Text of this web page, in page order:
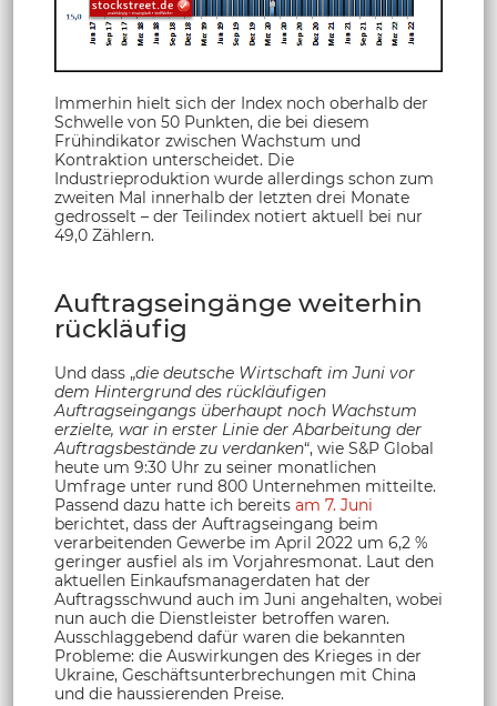
Immerhin hielt sich der Index noch oberhalb der
Schwelle von 50 Punkten, die bei diesem
Frühindikator zwischen Wachstum und
Kontraktion unterscheidet. Die
Industrieproduktion wurde allerdings schon zum
zweiten Mal innerhalb der letzten drei Monate
gedrosselt – der Teilindex notiert aktuell bei nur
49,0 Zählern.
Auftragseingänge weiterhin
rückläufig
Und dass „die deutsche Wirtschaft im Juni vor
dem Hintergrund des rückläufigen
Auftragseingangs überhaupt noch Wachstum
erzielte, war in erster Linie der Abarbeitung der
Auftragsbestände zu verdanken“, wie S&P Global
heute um 9:30 Uhr zu seiner monatlichen
Umfrage unter rund 800 Unternehmen mitteilte.
Passend dazu hatte ich bereits am 7. Juni
berichtet, dass der Auftragseingang beim
verarbeitenden Gewerbe im April 2022 um 6,2 %
geringer ausfiel als im Vorjahresmonat. Laut den
aktuellen Einkaufsmanagerdaten hat der
Auftragsschwund auch im Juni angehalten, wobei
nun auch die Dienstleister betroffen waren.
Ausschlaggebend dafür waren die bekannten
Probleme: die Auswirkungen des Krieges in der
Ukraine, Geschäftsunterbrechungen mit China
und die haussierenden Preise.